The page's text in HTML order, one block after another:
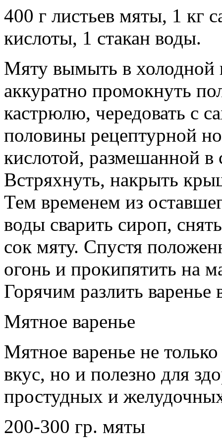
400 г листьев мяты, 1 кг
кислоты, 1 стакан воды.
Мяту вымыть в холодной
аккуратно промокнуть
кастрюлю, чередовать с
половины рецептурной
кислотой, размешанной в
Встряхнуть, накрыть
Тем временем из
воды сварить сироп,
сок мяту. Спустя
огонь и прокипятить на
Горячим разлить варенье
Мятное варенье
Мятное варенье не
вкус, но и полезно для
простудных и
200-300 гр. мяты